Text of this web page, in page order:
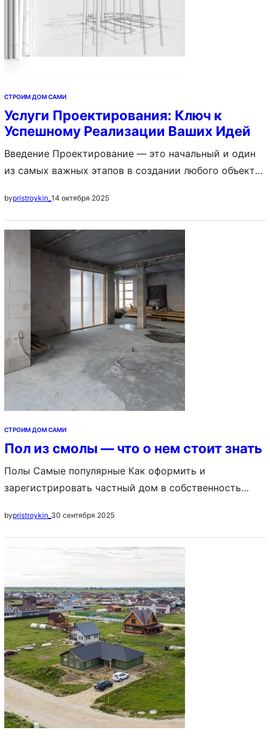
СТРОИМ ДОМ САМИ
Услуги Проектирования: Ключ к
Успешному Реализации Ваших Идей
Введение Проектирование — это начальный и один
из самых важных этапов в создании любого объекта,
промышленный комплекс или даже ландшафтная
территория. Компетентное проектирование
обеспечивает функциональность, безопасность и
эстетическое соответствие конечного продукта. В
этой статье мы рассмотрим, какие услуги
проектирования предлагают современные компании,
их значимость и ключевые этапы процесса
проектирования.…
bypristroykin_ 14 октября 2025
СТРОИМ ДОМ САМИ
Пол из смолы — что о нем стоит знать
Полы Самые популярные Как оформить и
зарегистрировать частный дом в собственность
построить своими руками, пошаговая инструкция
Идеи планировки частных домов: схема
расположения комнат, примеры, фото Содержание: 1.
Преимущества и недостатки 3. Типы полимерных
полов 4. Как залить пол эпоксидной…
bypristroykin_ 30 сентября 2025